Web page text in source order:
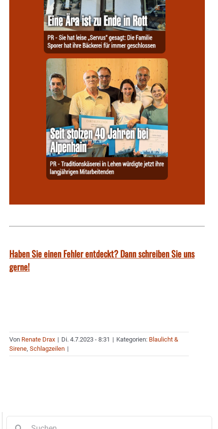
Haben Sie einen Fehler entdeckt? Dann schreiben Sie uns
gerne!
Von Renate Drax | Di. 4.7.2023 - 8:31 | Kategorien: Blaulicht &
Sirene, Schlagzeilen |